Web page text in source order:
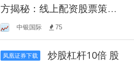
方揭秘：线上配资股票策
略，轻松实现资产增值！
中银国际 75
凤凰证券下载
炒股杠杆10倍 股